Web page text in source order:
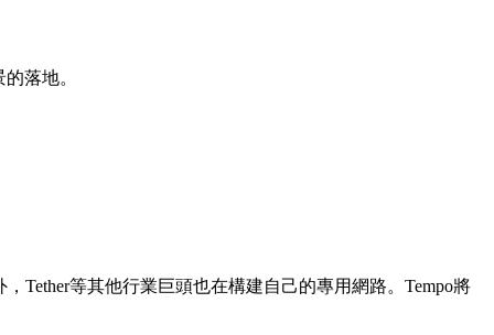
落地。
Tether等其他行業巨頭也在構建自己的專用網路。Tempo將